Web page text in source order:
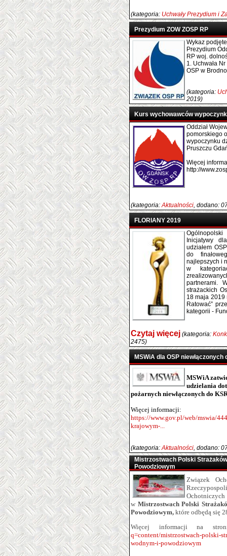
(kategoria: Uchwały Prezydium i
Prezydium ZOW ZOSP RP
Wykaz
Prezydium
RP woj.
1. Uchwała
OSP w
(kategoria:
2019)
Kurs wychowawców
Oddział
pomorskiego
wypoczynku
Pruszczu
Więcej
http://
(kategoria:Aktualności, dodano:
FLORIANY 2019
Inicjatywy
udziałem
do
najlepszych i
w
partnerami.
strażackich
18 maja 2019
Ratować”
kategorii -
Czytaj więcej (kategoria:
2475)
MSWiA dla OSP niewłączonych
MSWiA
udzielania
pożarnych niewłączonych do
Więcej informacji:
https://www.gov.pl/web/mswia/
krajowym-...
(kategoria:Aktualności, dodano:
Mistrzostwach Polski
Powodziowym
Związek
w Mistrzostwach Polski
Powodziowym, które odbędą się
Więcej informacji na
q=content/mistrzostwach-polski-
wodnym-i-powodziowym